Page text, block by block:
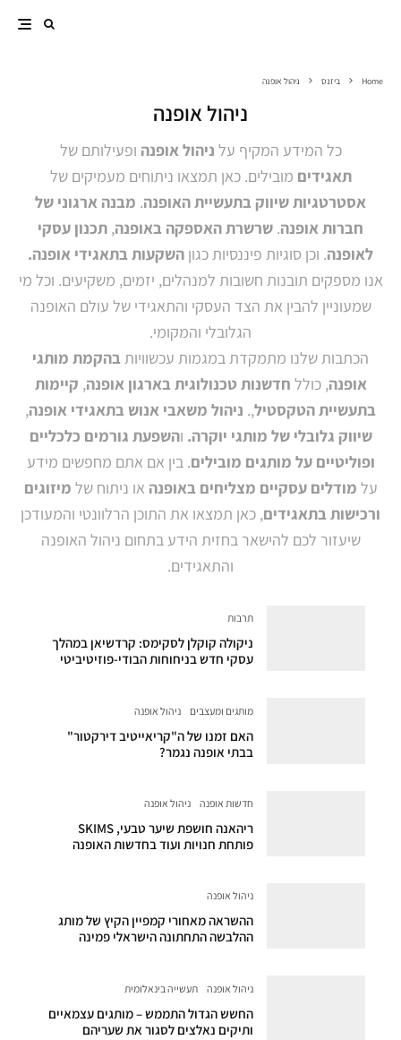
Home ביזנס ניהול אופנה
ניהול אופנה
כל המידע המקיף על ניהול אופנה ופעילותם של
תאגידים מובילים. כאן תמצאו ניתוחים מעמיקים של
אסטרטגיות שיווק בתעשיית האופנה. מבנה ארגוני של
חברות אופנה. שרשרת האספקה באופנה, תכנון עסקי
לאופנה. וכן סוגיות פיננסיות כגון השקעות בתאגידי אופנה.
אנו מספקים תובנות חשובות למנהלים, יזמים, משקיעים. וכל מי
שמעוניין להבין את הצד העסקי והתאגידי של עולם האופנה
הגלובלי והמקומי.
הכתבות שלנו מתמקדת במגמות עכשוויותבהקמת מותגי
אופנה, כולל חדשנות טכנולוגית בארגון אופנה, קיימות
בתעשיית הטקסטיל,. ניהול משאבי אנוש בתאגידי אופנה,
שיווק גלובלי של מותגי יוקרה. והשפעת גורמים כלכליים
ופוליטיים על מותגים מובילים. בין אם אתם מחפשים מידע
על מודלים עסקיים מצליחים באופנה או ניתוח של מיזוגים
ורכישות בתאגידים, כאן תמצאו את התוכן הרלוונטי והמעודכן
שיעזור לכם להישאר בחזית הידע בתחום ניהול האופנה
והתאגידים.
תרבות
ניקולה קוקלן לסקימס: קרדשיאן במהלך
עסקי חדש בניחוחות הבודי-פוזיטיביטי
מותגים ומעצבים ניהול אופנה
האם זמנו של ה"קריאייטיב דירקטור"
בבתי אופנה נגמר?
חדשות אופנה ניהול אופנה
ריהאנה חושפת שיער טבעי, SKIMS
פותחת חנויות ועוד בחדשות האופנה
ניהול אופנה
ההשראה מאחורי קמפיין הקיץ של מותג
ההלבשה התחתונה הישראלי פמינה
ניהול אופנה תעשייה בינאלומית
החשש הגדול התממש – מותגים עצמאיים
ותיקים נאלצים לסגור את שעריהם